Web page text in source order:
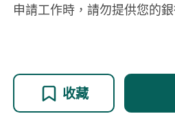
申請工作時，請勿提供您的
收藏